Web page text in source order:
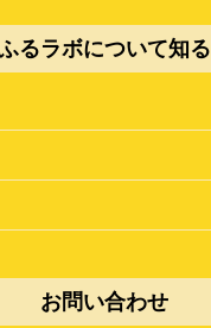
るラボについて知る
お問い合わせ